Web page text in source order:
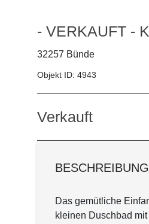
- VERKAUFT -
32257 Bünde
Objekt ID: 4943
Verkauft
BESCHREIBUNG
Das gemütliche
kleinen Duschbad